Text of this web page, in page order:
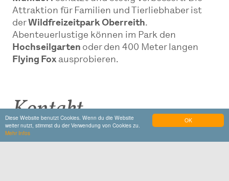
OK
Diese Website benutzt Cookies. Wenn du die Website
weiter nutzt, stimmst du der Verwendung von Cookies zu.
Mehr Infos
Attraktion für Familien und Tierliebhaber ist
derWildfreizeitpark Oberreith.
Abenteuerlustige können im Park den
Hochseilgarten oder den 400 Meter langen
Flying Foxausprobieren.
Kontakt
Gemeinde Unterreit